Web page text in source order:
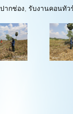
ากช่อง ,รับงานคอนทัว